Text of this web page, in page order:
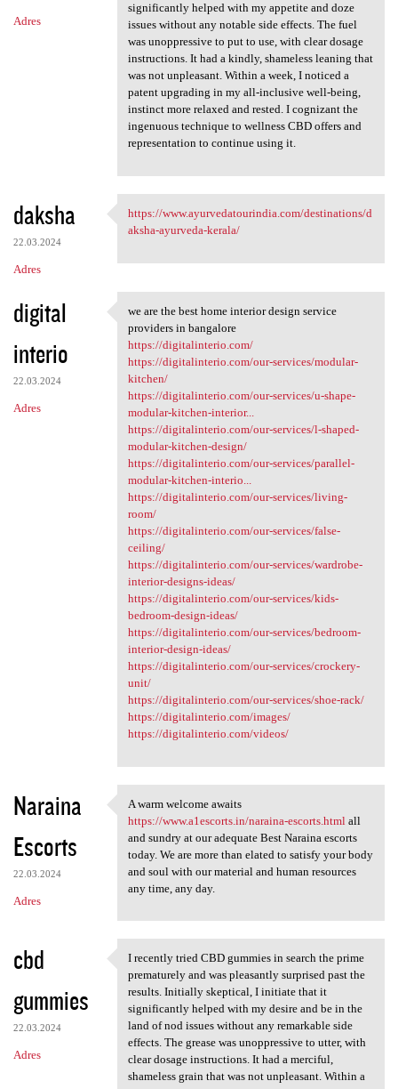
Adres
significantly helped with my appetite and doze
issues without any notable side effects. The fuel
was unoppressive to put to use, with clear dosage
instructions. It had a kindly, shameless leaning that
was not unpleasant. Within a week, I noticed a
patent upgrading in my all-inclusive well-being,
instinct more relaxed and rested. I cognizant the
ingenuous technique to wellness CBD offers and
representation to continue using it.
daksha
22.03.2024
Adres
https://www.ayurvedatourindia
https://www.ayurvedatourindia.com/destinations/d
aksha-ayurveda-kerala/
digital
interio
22.03.2024
Adres
we are the best home interior
we are the best home interior design service
providers in bangalore
https://digitalinterio.com/
https://digitalinterio.com/our-services/modular-
kitchen/
https://digitalinterio.com/our-services/u-shape-
modular-kitchen-interior...
https://digitalinterio.com/our-services/l-shaped-
modular-kitchen-design/
https://digitalinterio.com/our-services/parallel-
modular-kitchen-interio...
https://digitalinterio.com/our-services/living-
room/
https://digitalinterio.com/our-services/false-
ceiling/
https://digitalinterio.com/our-services/wardrobe-
interior-designs-ideas/
https://digitalinterio.com/our-services/kids-
bedroom-design-ideas/
https://digitalinterio.com/our-services/bedroom-
interior-design-ideas/
https://digitalinterio.com/our-services/crockery-
unit/
https://digitalinterio.com/our-services/shoe-rack/
https://digitalinterio.com/images/
https://digitalinterio.com/videos/
Naraina
Escorts
22.03.2024
Adres
A warm welcome awaits https:/
A warm welcome awaits
https://www.a1escorts.in/naraina-escorts.html all
and sundry at our adequate Best Naraina escorts
today. We are more than elated to satisfy your body
and soul with our material and human resources
any time, any day.
cbd
gummies
22.03.2024
Adres
I recently tried CBD gummies
I recently tried CBD gummies in search the prime
prematurely and was pleasantly surprised past the
results. Initially skeptical, I initiate that it
significantly helped with my desire and be in the
land of nod issues without any remarkable side
effects. The grease was unoppressive to utter, with
clear dosage instructions. It had a merciful,
shameless grain that was not unpleasant. Within a